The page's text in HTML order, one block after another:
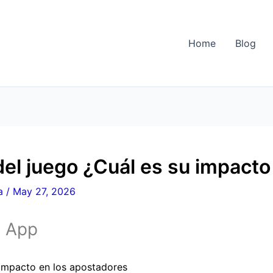
Home Blog
juego ¿Cuál es su
/ May 27, 2026
App
en los apostadores